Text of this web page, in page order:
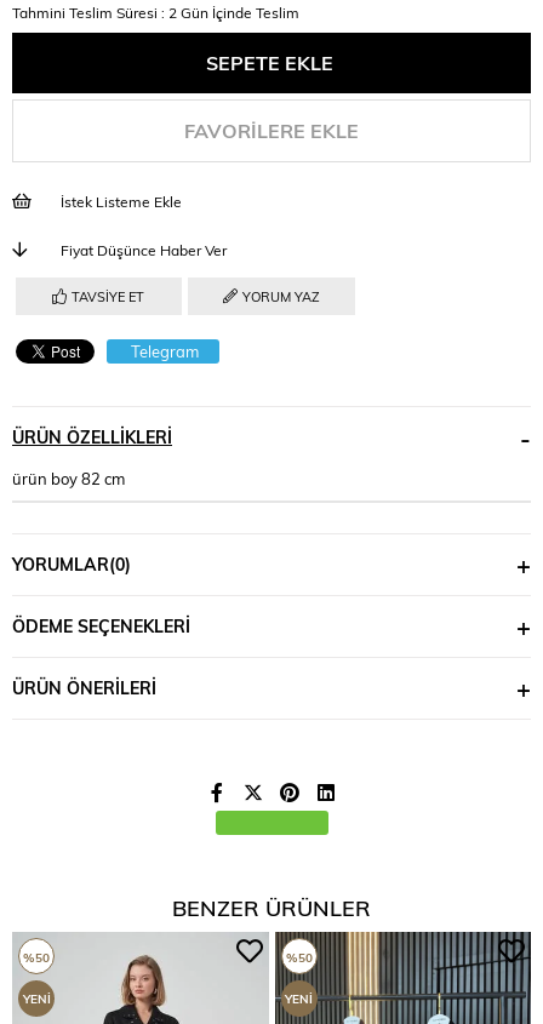
Tahmini Teslim Süresi : 2 Gün İçinde Teslim
FAVORILERE EKLE
İstek Listeme Ekle
Fiyat Düşünce Haber Ver
TAVSIYE ET YORUM YAZ
Telegram
ÜRÜN ÖZELLIKLERI
ürün boy 82 cm
YORUMLAR(0)
ÖDEME SEÇENEKLERI
ÜRÜN ÖNERILERI
BENZER ÜRÜNLER
%50
YENI
%50
YENI